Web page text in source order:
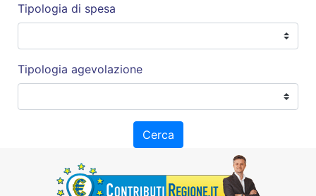
Tipologia di spesa
Tipologia agevolazione
Cerca